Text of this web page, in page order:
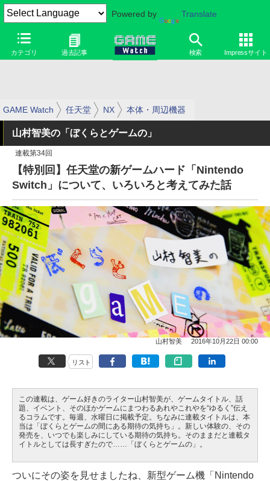
Powered by Translate
カテゴリ 過去記事 検索 Impressサイト
GAME Watch 任天堂 NX 本体・周辺機器
山村智美の「ぼくらとゲームの」
連載第34回
【特別回】任天堂の新ゲームハード「Nintendo
Switch」について、いろいろと考えてみた話
山村智美 2016年10月22日 00:00
リスト
この連載は、ゲーム好きのライター山村智美が、ゲームタイトル、話
題、イベント、そのほかゲームにまつわるあれやこれやを“ゆるく”伝え
るコラムです。毎週、水曜日に掲載予定。ちなみに連載タイトルは、本
当は「ぼくらとゲームの間にある期待の気持ち」。新しい体験の、その
発売を、いつでも楽しみにしている期待の気持ち。そのままだと連載タ
イトルとしては長すぎたので……「ぼくらとゲームの」。
ついにその姿を見せましたね、新型ゲーム機「Nintendo